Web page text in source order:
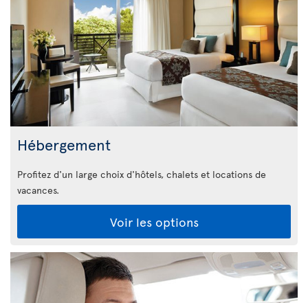
Hébergement
Profitez d'un large choix d'hôtels, chalets et locations de
vacances.
Voir les options